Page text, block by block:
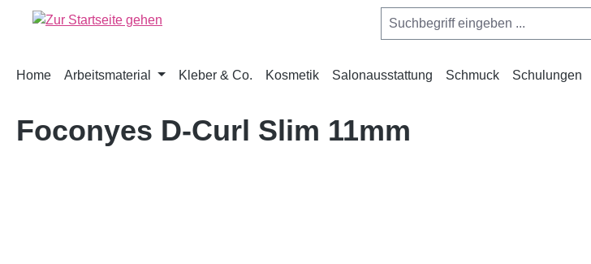
Zur Hauptnavigation springen
Home Arbeitsmaterial Kleber & Co. Kosmetik Salonausstattung Schmuck Schulungen
Foconyes D-Curl Slim 11mm